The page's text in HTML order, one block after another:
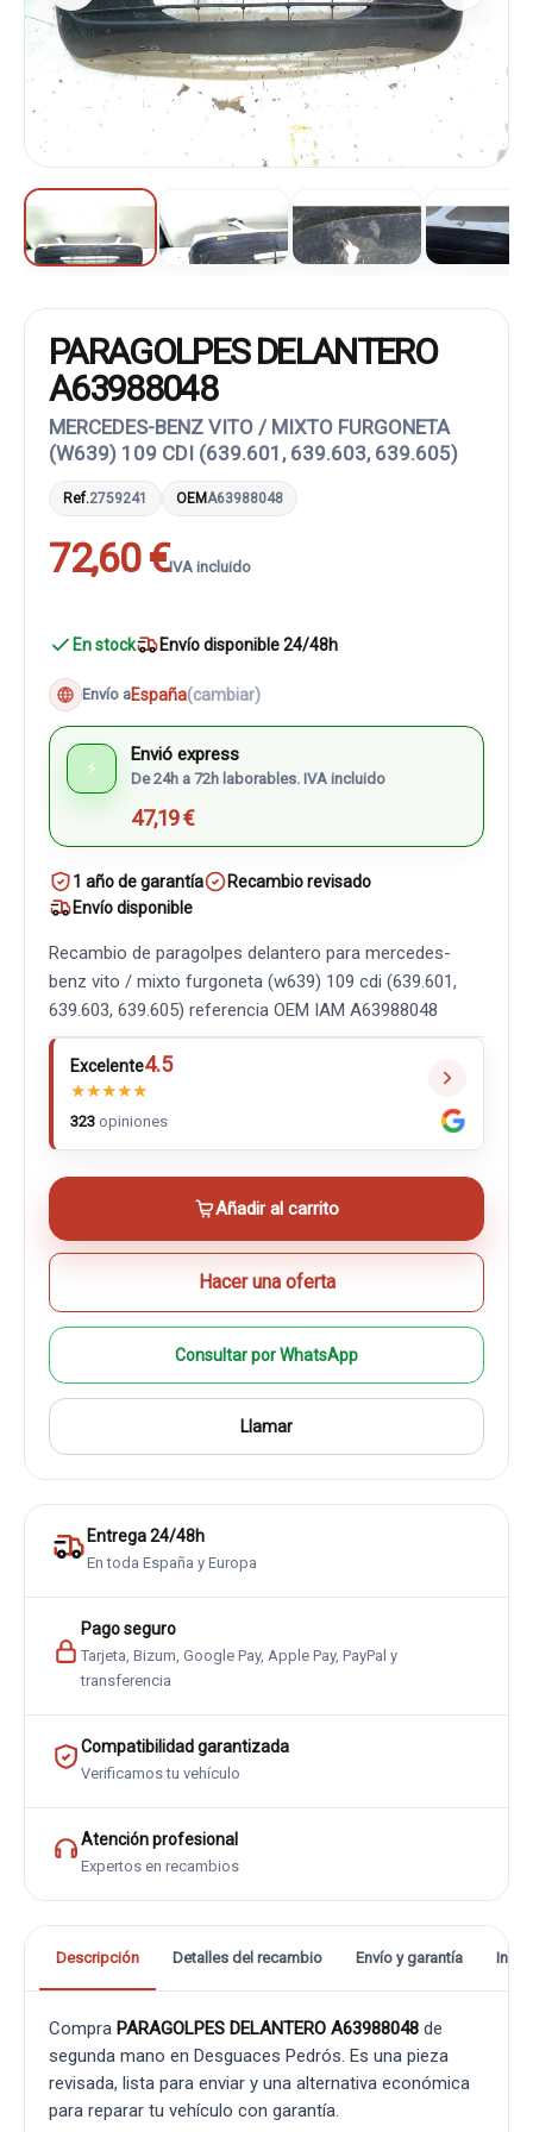
PARAGOLPES DELANTERO
A63988048
MERCEDES-BENZ VITO / MIXTO FURGONETA
(W639) 109 CDI (639.601, 639.603, 639.605)
Ref.2759241 OEMA63988048
72,60 €IVA incluido
En stock Envío disponible 24/48h
Envío aEspaña(cambiar)
⚡
Envió express
De 24h a 72h laborables. IVA incluido
47,19 €
1 año de garantía
Recambio revisado
Envío disponible
Recambio de paragolpes delantero para mercedes-
benz vito / mixto furgoneta (w639) 109 cdi (639.601,
639.603, 639.605) referencia OEM IAM A63988048
Excelente4.5
★★★★★
323 opiniones
Añadir al carrito
Hacer una oferta
Consultar por WhatsApp
Llamar
Entrega 24/48h
En toda España y Europa
Pago seguro
Tarjeta, Bizum, Google Pay, Apple Pay, PayPal y
transferencia
Compatibilidad garantizada
Verificamos tu vehículo
Atención profesional
Expertos en recambios
Descripción Detalles del recambio Envío y garantía
Compra PARAGOLPES DELANTERO A63988048 de
segunda mano en Desguaces Pedrós. Es una pieza
revisada, lista para enviar y una alternativa económica
para reparar tu vehículo con garantía.